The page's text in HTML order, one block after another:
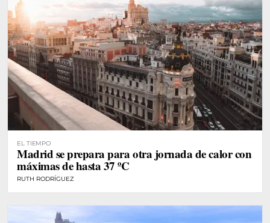
EL TIEMPO
Madrid se prepara para otra jornada de calor con
máximas de hasta 37 ºC
RUTH RODRÍGUEZ